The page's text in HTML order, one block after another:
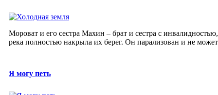
Мороват и его сестра Махин – брат и сестра с
река полностью накрыла их берег. Он парализован и не может
Я могу петь